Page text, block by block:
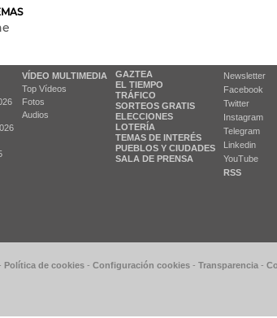
VÍDEO MULTIMEDIA
Top Vídeos
Fotos
Audios
GAZTEA
EL TIEMPO
TRÁFICO
SORTEOS GRATIS
ELECCIONES
LOTERÍA
TEMAS DE INTERÉS
PUEBLOS Y CIUDADES
SALA DE PRENSA
Newsletter
Facebook
Twitter
Instagram
Telegram
Linkedin
YouTube
RSS
Política de cookies - Configuración cookies - Transparencia -